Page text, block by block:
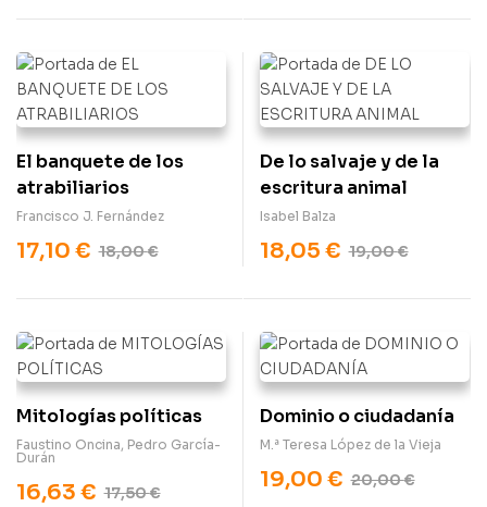
El banquete de los
atrabiliarios
Francisco J. Fernández
18,00€
17,10 €
De lo salvaje y de la
escritura animal
Isabel Balza
19,00€
18,05 €
Mitologías políticas
Faustino Oncina, Pedro García-
Durán
17,50€
16,63 €
Dominio o ciudadanía
M.ª Teresa López de la Vieja
20,00€
19,00 €